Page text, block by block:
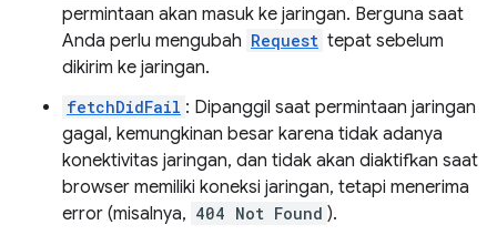
permintaan akan masuk ke jaringan. Berguna saat
Anda perlu mengubah Request tepat sebelum
dikirim ke jaringan.
fetchDidFail : Dipanggil saat permintaan jaringan
gagal, kemungkinan besar karena tidak adanya
konektivitas jaringan, dan tidak akan diaktifkan saat
browser memiliki koneksi jaringan, tetapi menerima
error (misalnya, 404 Not Found ).